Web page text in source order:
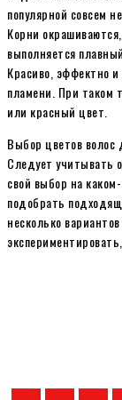
популярной совсем
Корни
выполняется
Красиво, эффектно
пламени. При таком
или красный цвет.
Выбор цветов волос
Следует учитывать
свой выбор на
подобрать
несколько